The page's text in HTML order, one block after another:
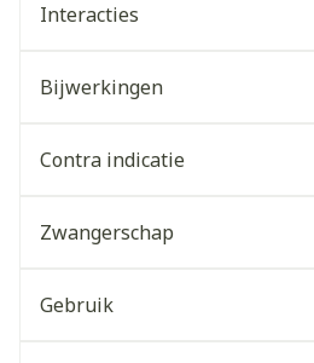
Interacties
Bijwerkingen
Contra indicatie
Zwangerschap
Gebruik